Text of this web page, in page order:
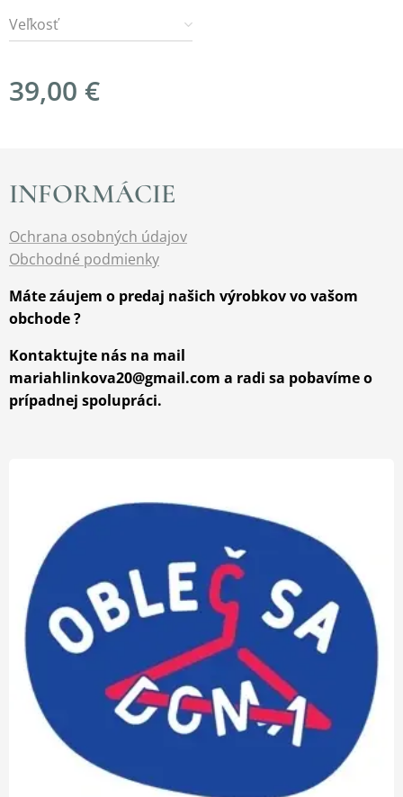
Veľkosť
39,00 €
INFORMÁCIE
Ochrana osobných údajov
Obchodné podmienky
Máte záujem o predaj našich výrobkov vo vašom
obchode ?
Kontaktujte nás na mail
mariahlinkova20@gmail.com a radi sa pobavíme o
prípadnej spolupráci.